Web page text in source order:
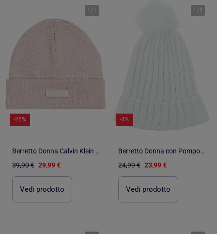
1 / 1
-25%
Berretto Donna Calvin Klein Jeans
39,90 € 29,99 €
Vedi prodotto
1 / 2
-4%
Berretto Donna con Pompon Teddy Smith
24,99 € 23,99 €
Vedi prodotto